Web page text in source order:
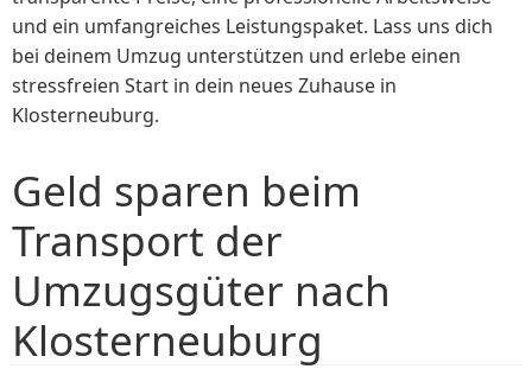
und ein umfangreiches Leistungspaket. Lass uns dich
bei deinem Umzug unterstützen und erlebe einen
stressfreien Start in dein neues Zuhause in
Klosterneuburg.
Geld sparen beim
Transport der
Umzugsgüter nach
Klosterneuburg